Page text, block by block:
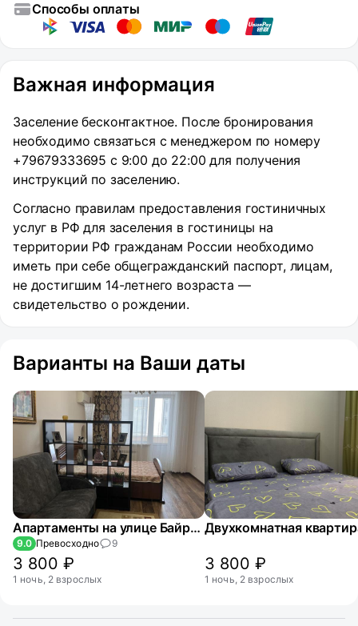
Способы оплаты
Важная информация
Заселение бесконтактное. После бронирования
необходимо связаться с менеджером по номеру
+79679333695 с 9:00 до 22:00 для получения
инструкций по заселению.
Согласно правилам предоставления гостиничных
услуг в РФ для заселения в гостиницы на
территории РФ гражданам России необходимо
иметь при себе общегражданский паспорт, лицам,
не достигшим 14-летнего возраста —
свидетельство о рождении.
Варианты на Ваши даты
Апартаменты на улице Байрамова 67А
9.0 Превосходно 9
3 800 ₽
1 ночь, 2 взрослых
3 800 ₽
1 ночь, 2 взрослых